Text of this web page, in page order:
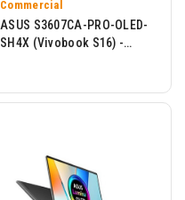
Commercial
ASUS S3607CA-PRO-OLED-
SH4X (Vivobook S16) -